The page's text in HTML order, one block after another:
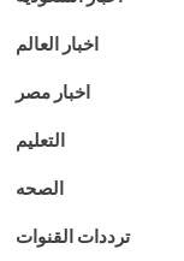
اخبار العالم
اخبار مصر
التعليم
الصحه
ترددات القنوات